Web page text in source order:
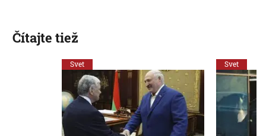
Čítajte tiež
Svet Svet